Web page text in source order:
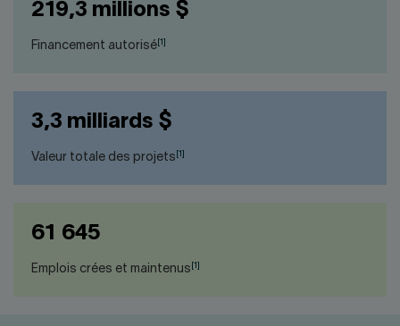
219,3 millions $
Financement autorisé
3,3 milliards $
Valeur totale des projets
61 645
Emplois crées et maintenus